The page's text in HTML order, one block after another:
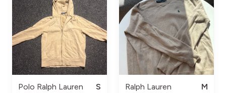
Polo Ralph Lauren S Ralph Lauren M